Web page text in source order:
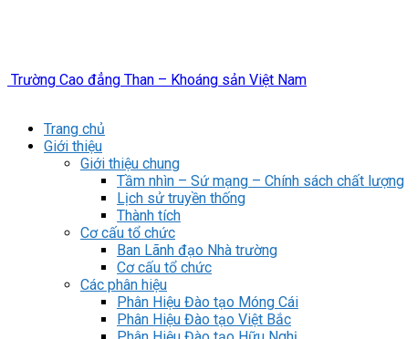
Trường Cao đẳng Than – Khoáng sản Việt Nam
Trang chủ
Giới thiệu
Giới thiệu chung
Tầm nhìn – Sứ mạng – Chính sách chất lượng
Lịch sử truyền thống
Thành tích
Cơ cấu tổ chức
Ban Lãnh đạo Nhà trường
Cơ cấu tổ chức
Các phân hiệu
Phân Hiệu Đào tạo Móng Cái
Phân Hiệu Đào tạo Việt Bắc